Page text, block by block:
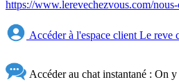
https://www.lerevechezvous.com/
Accéder à l'espace client Le reve
Accéder au chat instantané : On